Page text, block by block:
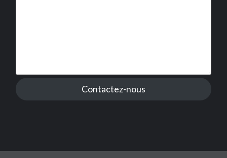
Contactez-nous